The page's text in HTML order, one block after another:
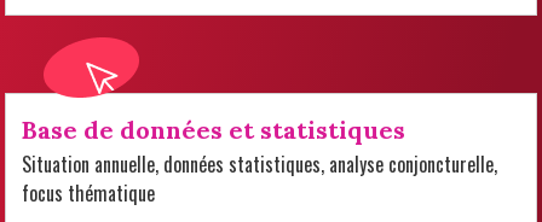
Base de données et statistiques
Situation annuelle, données statistiques, analyse conjoncturelle,
focus thématique